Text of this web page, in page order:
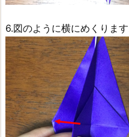
6.図のように横にめくります